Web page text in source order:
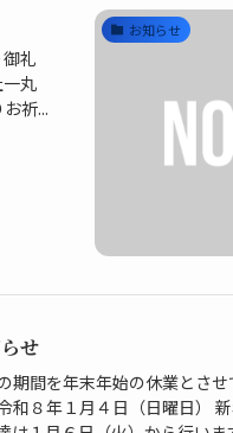
お知らせ
礼
丸
祈...
せ
期間を年末年始の休業とさ
８年１月４日（日曜日）